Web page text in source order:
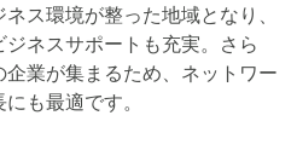
ス環境が整った地域となり、
ネスサポートも充実。さら
業が集まるため、ネットワー
も最適です。